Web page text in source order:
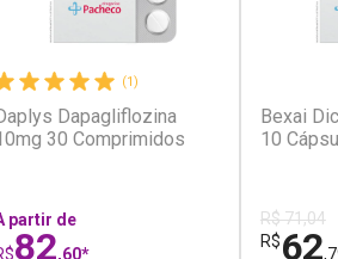
(1)
Dapagliflozina
30 Comprimidos
partir de
82,60*
Bexai
10
R$ 71,04
R$62